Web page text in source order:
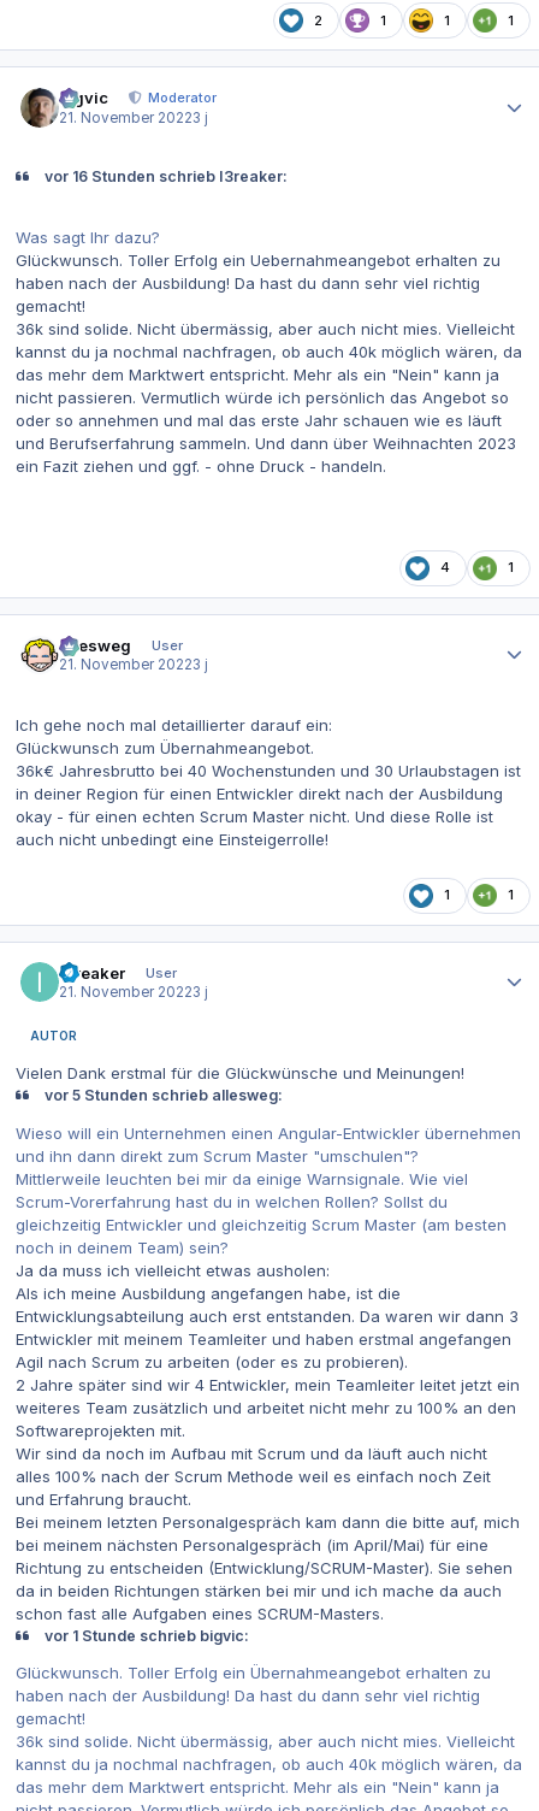
2 1 1 1
bigvic
Moderator
21. November 20223 j
vor 16 Stunden schrieb I3reaker:
Was sagt Ihr dazu?
Glückwunsch. Toller Erfolg ein Uebernahmeangebot erhalten zu
haben nach der Ausbildung! Da hast du dann sehr viel richtig
gemacht!
36k sind solide. Nicht übermässig, aber auch nicht mies. Vielleicht
kannst du ja nochmal nachfragen, ob auch 40k möglich wären, da
das mehr dem Marktwert entspricht. Mehr als ein "Nein" kann ja
nicht passieren. Vermutlich würde ich persönlich das Angebot so
oder so annehmen und mal das erste Jahr schauen wie es läuft
und Berufserfahrung sammeln. Und dann über Weihnachten 2023
ein Fazit ziehen und ggf. - ohne Druck - handeln.
4 1
allesweg
User
21. November 20223 j
Ich gehe noch mal detaillierter darauf ein:
Glückwunsch zum Übernahmeangebot.
36k€ Jahresbrutto bei 40 Wochenstunden und 30 Urlaubstagen ist
in deiner Region für einen Entwickler direkt nach der Ausbildung
okay - für einen echten Scrum Master nicht. Und diese Rolle ist
auch nicht unbedingt eine Einsteigerrolle!
1 1
I3reaker
User
21. November 20223 j
AUTOR
Vielen Dank erstmal für die Glückwünsche und Meinungen!
vor 5 Stunden schrieb allesweg:
Wieso will ein Unternehmen einen Angular-Entwickler übernehmen
und ihn dann direkt zum Scrum Master "umschulen"?
Mittlerweile leuchten bei mir da einige Warnsignale. Wie viel
Scrum-Vorerfahrung hast du in welchen Rollen? Sollst du
gleichzeitig Entwickler und gleichzeitig Scrum Master (am besten
noch in deinem Team) sein?
Ja da muss ich vielleicht etwas ausholen:
Als ich meine Ausbildung angefangen habe, ist die
Entwicklungsabteilung auch erst entstanden. Da waren wir dann 3
Entwickler mit meinem Teamleiter und haben erstmal angefangen
Agil nach Scrum zu arbeiten (oder es zu probieren).
2 Jahre später sind wir 4 Entwickler, mein Teamleiter leitet jetzt ein
weiteres Team zusätzlich und arbeitet nicht mehr zu 100% an den
Softwareprojekten mit.
Wir sind da noch im Aufbau mit Scrum und da läuft auch nicht
alles 100% nach der Scrum Methode weil es einfach noch Zeit
und Erfahrung braucht.
Bei meinem letzten Personalgespräch kam dann die bitte auf, mich
bei meinem nächsten Personalgespräch (im April/Mai) für eine
Richtung zu entscheiden (Entwicklung/SCRUM-Master). Sie sehen
da in beiden Richtungen stärken bei mir und ich mache da auch
schon fast alle Aufgaben eines SCRUM-Masters.
vor 1 Stunde schrieb bigvic:
Glückwunsch. Toller Erfolg ein Übernahmeangebot erhalten zu
haben nach der Ausbildung! Da hast du dann sehr viel richtig
gemacht!
36k sind solide. Nicht übermässig, aber auch nicht mies. Vielleicht
kannst du ja nochmal nachfragen, ob auch 40k möglich wären, da
das mehr dem Marktwert entspricht. Mehr als ein "Nein" kann ja